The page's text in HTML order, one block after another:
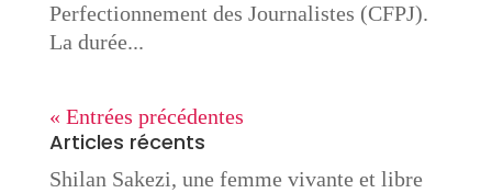
Perfectionnement des Journalistes (CFPJ).
La durée...
« Entrées précédentes
Articles récents
Shilan Sakezi, une femme vivante et libre